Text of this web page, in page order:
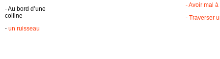
- Au bord d’une
colline
- un ruisseau
- Avoir mal à
- Traverser